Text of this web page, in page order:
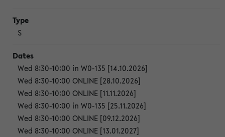
S
Wed 8:30-10:00 in W0-135 [14.10.2026]
Wed 8:30-10:00 ONLINE [28.10.2026]
Wed 8:30-10:00 ONLINE [11.11.2026]
Wed 8:30-10:00 in W0-135 [25.11.2026]
Wed 8:30-10:00 ONLINE [09.12.2026]
Wed 8:30-10:00 ONLINE [13.01.2027]